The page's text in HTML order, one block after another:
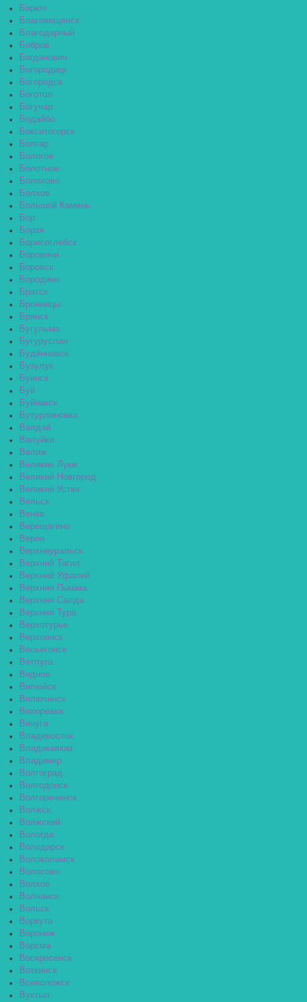
Бирюч
Благовещенск
Благодарный
Бобров
Богданович
Богородицк
Богородск
Боготол
Богучар
Бодайбо
Бокситогорск
Болгар
Бологое
Болотное
Болохово
Болхов
Большой Камень
Бор
Борзя
Борисоглебск
Боровичи
Боровск
Бородино
Братск
Бронницы
Брянск
Бугульма
Бугуруслан
Будённовск
Бузулук
Буинск
Буй
Буйнакск
Бутурлиновка
Валдай
Валуйки
Велиж
Великие Луки
Великий Новгород
Великий Устюг
Вельск
Венёв
Верещагино
Верея
Верхнеуральск
Верхний Тагил
Верхний Уфалей
Верхняя Пышма
Верхняя Салда
Верхняя Тура
Верхотурье
Верхоянск
Весьегонск
Ветлуга
Видное
Вилюйск
Вилючинск
Вихоревка
Вичуга
Владивосток
Владикавказ
Владимир
Волгоград
Волгодонск
Волгореченск
Волжск
Волжский
Вологда
Володарск
Волоколамск
Волосово
Волхов
Волчанск
Вольск
Воркута
Воронеж
Ворсма
Воскресенск
Воткинск
Всеволожск
Вуктыл